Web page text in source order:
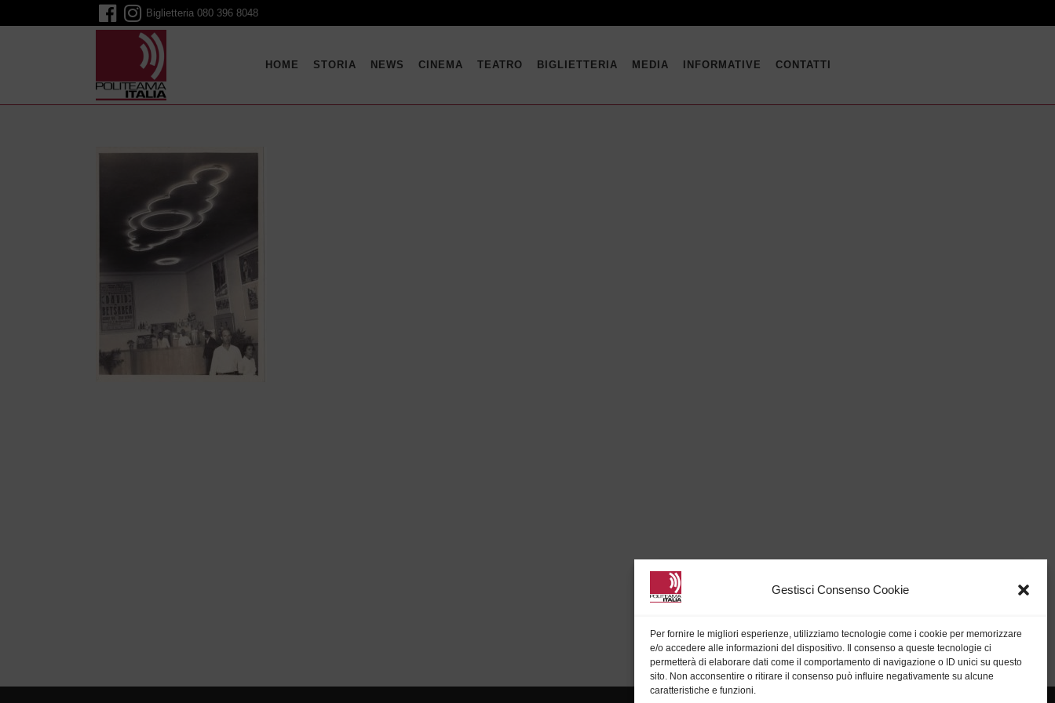
Gestisci Consenso Cookie
Per fornire le migliori esperienze, utilizziamo tecnologie come i cookie per memorizzare
e/o accedere alle informazioni del dispositivo. Il consenso a queste tecnologie ci
permetterà di elaborare dati come il comportamento di navigazione o ID unici su questo
sito. Non acconsentire o ritirare il consenso può influire negativamente su alcune
caratteristiche e funzioni.
Biglietteria 080 396 8048
HOME STORIA NEWS CINEMA TEATRO BIGLIETTERIA MEDIA INFORMATIVE CONTATTI